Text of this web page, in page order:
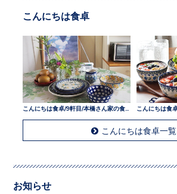
こんにちは食卓
こんにちは食卓/9軒目/本橋さん家の食卓
こんにちは食卓一覧
お知らせ